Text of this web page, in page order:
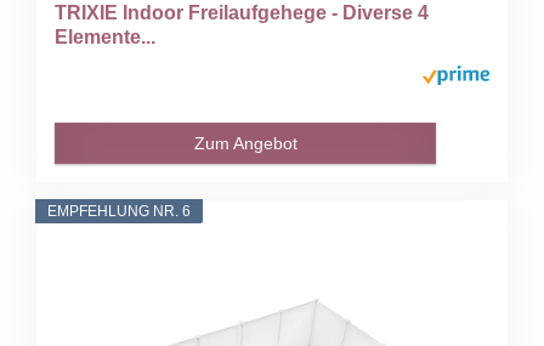
TRIXIE Indoor Freilaufgehege - Diverse 4
Elemente...
Zum Angebot
EMPFEHLUNG NR. 6